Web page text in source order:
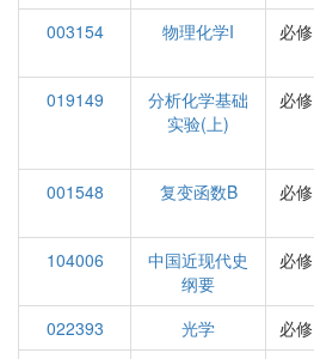
003154
物理化学I 必修
019149
分析化学基础
实验(上)
必修
001548 复变函数B 必修
104006
中国近现代史
纲要
必修
022393 光学 必修